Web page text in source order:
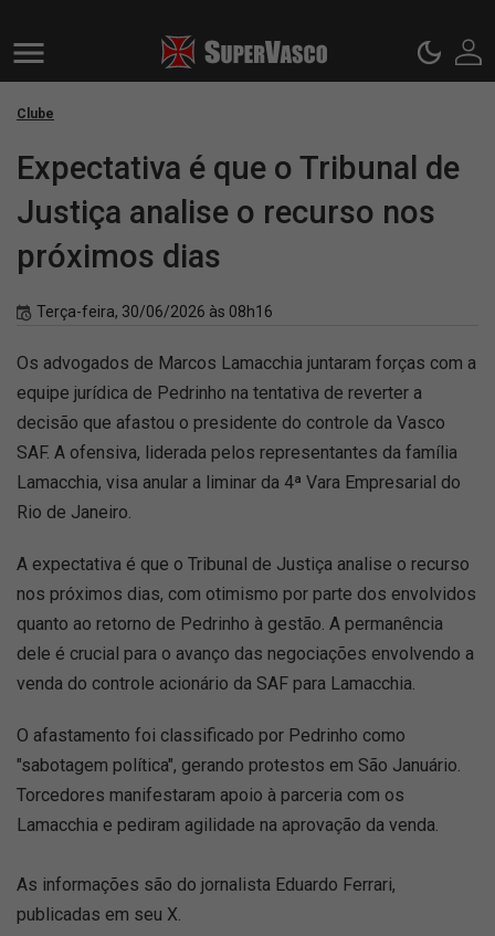
Clube
Expectativa é que o Tribunal de
Justiça analise o recurso nos
próximos dias
Terça-feira, 30/06/2026 às 08h16
Os advogados de Marcos Lamacchia juntaram forças com a
equipe jurídica de Pedrinho na tentativa de reverter a
decisão que afastou o presidente do controle da Vasco
SAF. A ofensiva, liderada pelos representantes da família
Lamacchia, visa anular a liminar da 4ª Vara Empresarial do
Rio de Janeiro.
A expectativa é que o Tribunal de Justiça analise o recurso
nos próximos dias, com otimismo por parte dos envolvidos
quanto ao retorno de Pedrinho à gestão. A permanência
dele é crucial para o avanço das negociações envolvendo a
venda do controle acionário da SAF para Lamacchia.
O afastamento foi classificado por Pedrinho como
"sabotagem política", gerando protestos em São Januário.
Torcedores manifestaram apoio à parceria com os
Lamacchia e pediram agilidade na aprovação da venda.
As informações são do jornalista Eduardo Ferrari,
publicadas em seu X.